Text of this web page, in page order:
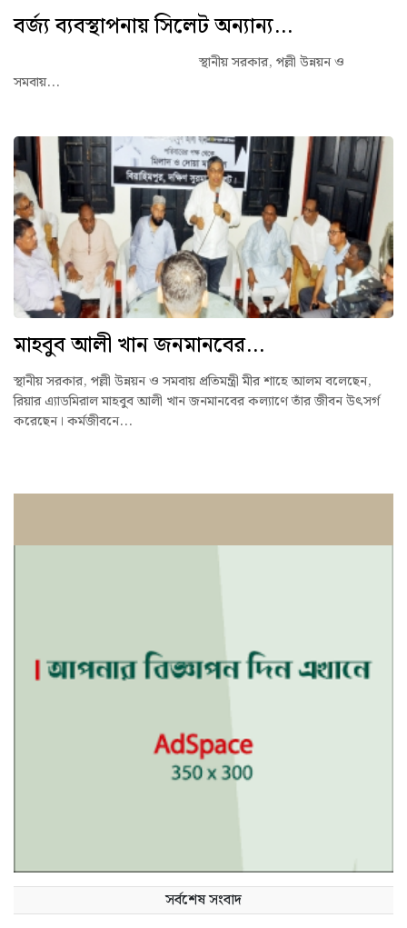
বর্জ্য ব্যবস্থাপনায় সিলেট অন্যান্য...
স্থানীয় সরকার, পল্লী উন্নয়ন ও
সমবায়...
মাহবুব আলী খান জনমানবের...
স্থানীয় সরকার, পল্লী উন্নয়ন ও সমবায় প্রতিমন্ত্রী মীর শাহে আলম বলেছেন,
রিয়ার এ্যাডমিরাল মাহবুব আলী খান জনমানবের কল্যাণে তাঁর জীবন উৎসর্গ
করেছেন। কর্মজীবনে...
সর্বশেষ সংবাদ